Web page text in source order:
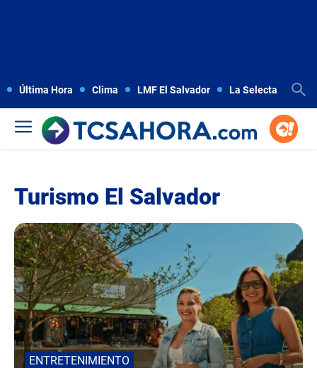
Última Hora Clima LMF El Salvador La Selecta
Turismo El Salvador
ENTRETENIMIENTO